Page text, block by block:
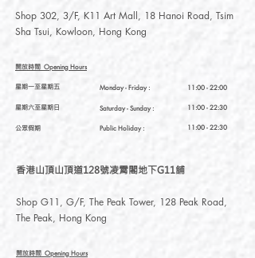
11:00 - 22:00
11:00 - 22:30
11:00 - 22:30
Shop 302, 3/F, K11 Art Mall, 18 Hanoi Road, Tsim
Sha Tsui, Kowloon, Hong Kong
開放時間 Opening Hours
星期一至星期五
星期六至星期日
公眾假期
Monday - Friday :
Saturday- Sunday :
Public Holiday :
香港山頂山頂道128號凌霄閣地下G11舖
Shop G11, G/F, The Peak Tower, 128 Peak Road,
The Peak, Hong Kong
開放時間 Opening Hours